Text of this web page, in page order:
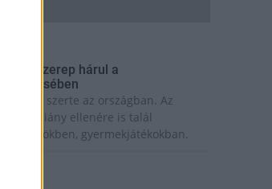
szerep hárul a
szerte az országban. Az
a vízhiány ellenére is talál
a vödrökben, gyermekjátékokban.